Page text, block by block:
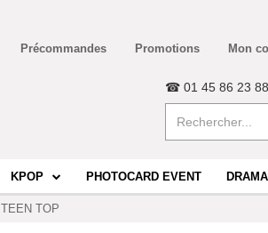
Précommandes Promotions Mon
☎ 01 45 86 23
KPOP PHOTOCARD EVENT DRAMA
TEEN TOP